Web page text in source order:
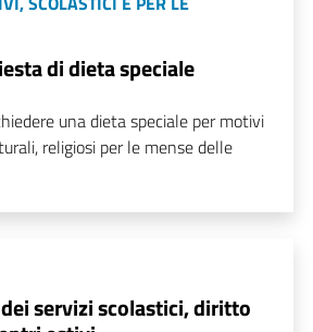
di dieta speciale
una dieta speciale per motivi
religiosi per le mense delle
servizi scolastici, diritto